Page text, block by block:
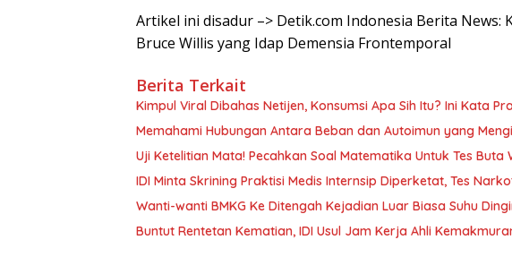
Artikel ini disadur –> Detik.com Indonesia Berita News:
Bruce Willis yang Idap Demensia Frontemporal
Berita Terkait
Kimpul Viral Dibahas Netijen, Konsumsi Apa Sih Itu? Ini Kata
Memahami Hubungan Antara Beban dan Autoimun yang
Uji Ketelitian Mata! Pecahkan Soal Matematika Untuk Tes Buta
IDI Minta Skrining Praktisi Medis Internsip Diperketat, Tes
Wanti-wanti BMKG Ke Ditengah Kejadian Luar Biasa Suhu
Buntut Rentetan Kematian, IDI Usul Jam Kerja Ahli